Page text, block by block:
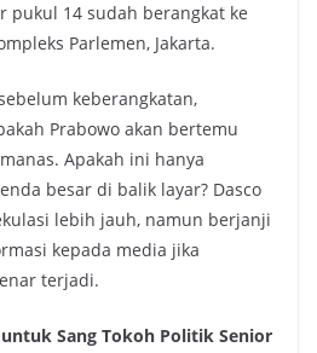
pukul 14 sudah berangkat ke
Parlemen, Jakarta.
keberangkatan,
Prabowo akan bertemu
Apakah ini hanya
besar di balik layar? Dasco
lebih jauh, namun berjanji
kepada media jika
terjadi.
Sang Tokoh Politik Senior